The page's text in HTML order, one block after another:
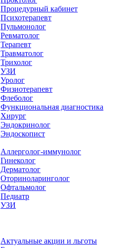
Процедурный кабинет
Психотерапевт
Пульмонолог
Ревматолог
Терапевт
Травматолог
Трихолог
УЗИ
Уролог
Физиотерапевт
Флеболог
Функциональная диагностика
Хирург
Эндокринолог
Эндоскопист
Аллерголог-иммунолог
Гинеколог
Дерматолог
Оториноларинголог
Офтальмолог
Педиатр
УЗИ
Актуальные акции и льготы